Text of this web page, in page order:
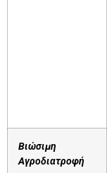
Βιώσιμη
Αγροδιατροφή